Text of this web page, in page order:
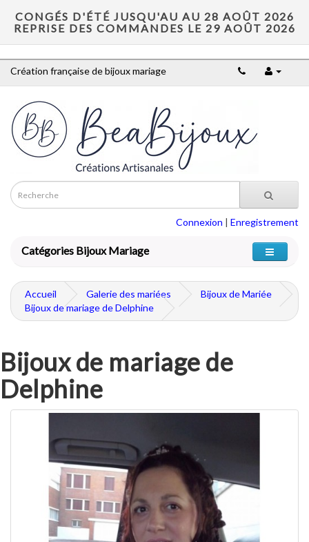
CONGÉS D'ÉTÉ JUSQU'AU AU 28 AOÛT 2026
REPRISE DES COMMANDES LE 29 AOÛT 2026
Création française de bijoux mariage
Connexion | Enregistrement
Catégories Bijoux Mariage
Accueil Galerie des mariées
Bijoux de Mariée
Bijoux de mariage de Delphine
Bijoux de mariage de
Delphine